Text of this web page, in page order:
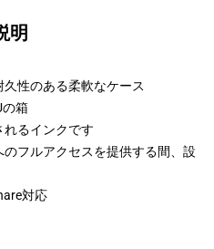
明
性のある柔軟なケース
の箱
るインクです
フルアクセスを提供する間、設
対応